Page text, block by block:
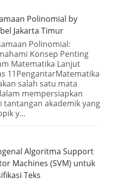
Polinomial by
Jakarta Timur
Polinomial:
Konsep Penting
Matematika Lanjut
11PengantarMatematika
salah satu mata
mempersiapkan
akademik yang
y…
Algoritma Support
Machines (SVM) untuk
Teks